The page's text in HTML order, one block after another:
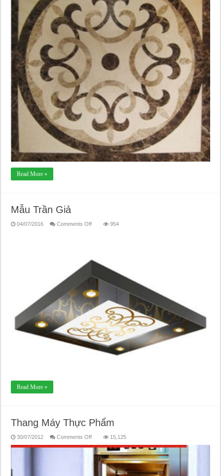
Read More »
Mẫu Trần Giả
04/07/2016 Comments Offon
954
Read More »
Thang Máy Thực Phẩm
30/07/2012 Comments Offon
Máy
Thực
Phẩm
15,125